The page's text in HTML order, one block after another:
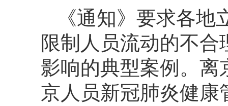
《通知》要求各
限制人员流动的不
影响的典型案例。
京人员新冠肺炎健